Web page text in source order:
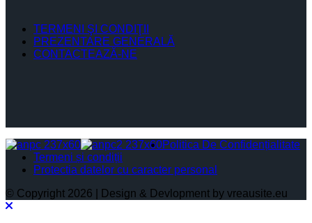
TERMENI ŞI CONDIŢII
PREZENTARE GENERALĂ
CONTACTEAZĂ-NE
Politica De Confidențialitate
Termeni și condiții
Protectia datelor cu caracter personal
© Copyright 2026 | Design & Devlopment by vreausite.eu